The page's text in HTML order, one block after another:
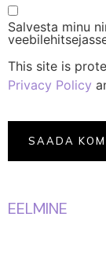
Salvesta minu
This site is
Privacy Policy
EELMINE